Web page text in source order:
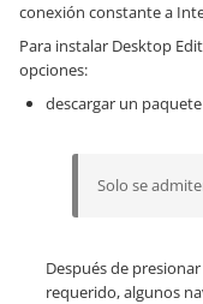
conexión constante a
Para instalar Desktop
opciones:
descargar un
Solo se
Después de
requerido, algunos